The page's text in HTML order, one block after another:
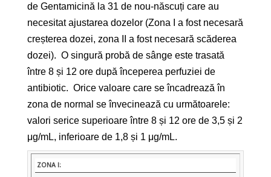
de Gentamicină la 31 de nou-născuți care au
necesitat ajustarea dozelor (Zona I a fost necesară
creșterea dozei, zona II a fost necesară scăderea
dozei). O singură probă de sânge este trasată
între 8 și 12 ore după începerea perfuziei de
antibiotic. Orice valoare care se încadrează în
zona de normal se învecinează cu următoarele:
valori serice superioare între 8 și 12 ore de 3,5 și 2
μg/mL, inferioare de 1,8 și 1 μg/mL.